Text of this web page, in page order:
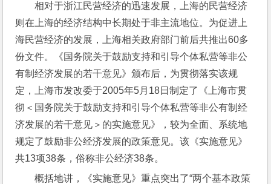
相对于浙江民营经济的迅速发展，上海的民营经济
则在上海的经济结构中长期处于非主流地位。为促进上
海民营经济的发展，上海相关政府部门前后共推出60多
份文件。《国务院关于鼓励支持和引导个体私营等非公
有制经济发展的若干意见》颁布后，为贯彻落实该规
定，上海市发改委于2005年5月18日制定了《上海市贯
彻＜国务院关于鼓励支持和引导个体私营等非公有制经
济发展的若干意见＞的实施意见》，较为全面、系统地
规定了鼓励非公经济发展的政策意见。该《实施意见》
共13项38条，俗称非公经济38条。
概括地讲，《实施意见》重点突出了“两个基本政策